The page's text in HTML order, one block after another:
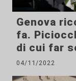
Genova
fa.
di cui far
04/11/2022